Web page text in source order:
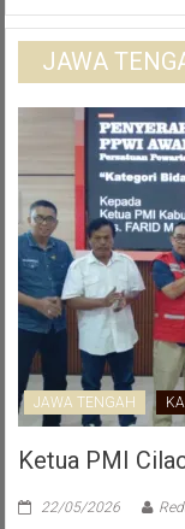
JAWA
JAWA TENGAH
Ketua PMI
22/05/2026